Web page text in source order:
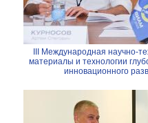
III Международная научно-
материалы и технологии
инновационного